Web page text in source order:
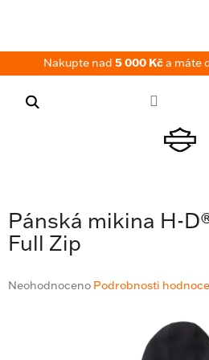
Nakupte nad 5 000 Kča máte
Pánská mikina H-
Full Zip
Průměrné
Neohodnoceno Podrobnosti